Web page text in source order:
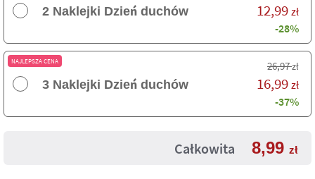
2 Naklejki Dzień duchów 12,99 zł
-28%
NAJLEPSZA CENA
3 Naklejki Dzień duchów
26,97zł
16,99 zł
-37%
Całkowita 8,99 zł